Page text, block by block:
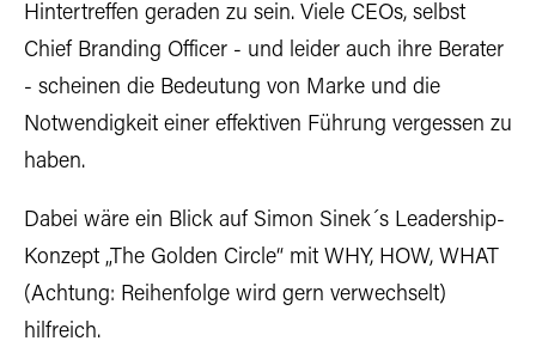
Hintertreffen geraden zu sein. Viele CEOs, selbst
Chief Branding Officer - und leider auch ihre Berater
- scheinen die Bedeutung von Marke und die
Notwendigkeit einer effektiven Führung vergessen zu
haben.
Dabei wäre ein Blick auf Simon Sinek´s Leadership-
Konzept „The Golden Circle“ mit WHY, HOW, WHAT
(Achtung: Reihenfolge wird gern verwechselt)
hilfreich.